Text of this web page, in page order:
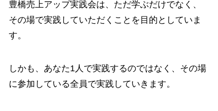
豊橋売上アップ実践会は、ただ学ぶだけでなく、
その場で実践していただくことを目的としていま
す。
しかも、あなた1人で実践するのではなく、その場
に参加している全員で実践していきます。